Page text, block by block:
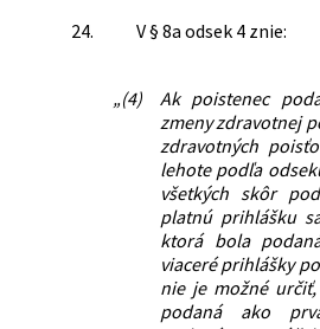
24.
V § 8a odsek 4 znie:
„(4)
Ak poistenec
zmeny zdravotnej
zdravotných
lehote podľa
všetkých skôr
platnú prihlášku
ktorá bola
viaceré prihlášky
nie je možné
podaná ako